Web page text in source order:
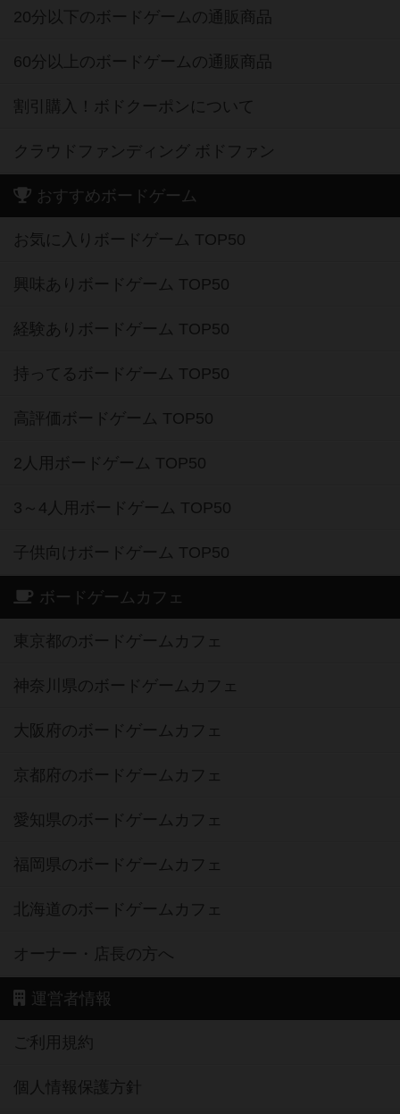
20分以下のボードゲームの通販商品
60分以上のボードゲームの通販商品
割引購入！ボドクーポンについて
クラウドファンディング ボドファン
おすすめボードゲーム
お気に入りボードゲーム TOP50
興味ありボードゲーム TOP50
経験ありボードゲーム TOP50
持ってるボードゲーム TOP50
高評価ボードゲーム TOP50
2人用ボードゲーム TOP50
3～4人用ボードゲーム TOP50
子供向けボードゲーム TOP50
ボードゲームカフェ
東京都のボードゲームカフェ
神奈川県のボードゲームカフェ
大阪府のボードゲームカフェ
京都府のボードゲームカフェ
愛知県のボードゲームカフェ
福岡県のボードゲームカフェ
北海道のボードゲームカフェ
オーナー・店長の方へ
運営者情報
ご利用規約
個人情報保護方針